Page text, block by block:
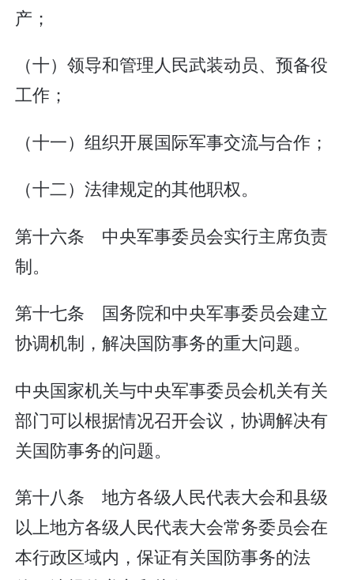
产；
（十）领导和管理人民武装动员、预备役
工作；
（十一）组织开展国际军事交流与合作；
（十二）法律规定的其他职权。
第十六条 中央军事委员会实行主席负责
制。
第十七条 国务院和中央军事委员会建立
协调机制，解决国防事务的重大问题。
中央国家机关与中央军事委员会机关有关
部门可以根据情况召开会议，协调解决有
关国防事务的问题。
第十八条 地方各级人民代表大会和县级
以上地方各级人民代表大会常务委员会在
本行政区域内，保证有关国防事务的法